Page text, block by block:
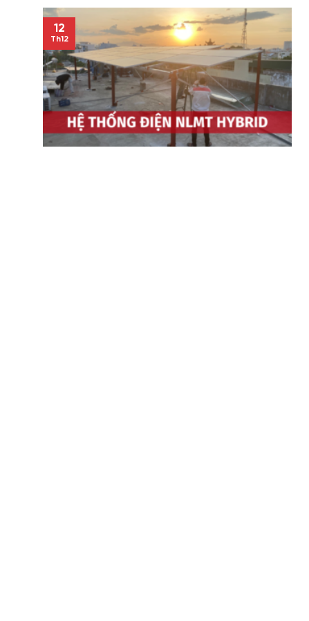
12
Th12